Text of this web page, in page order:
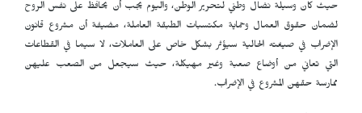
حيث كان وسيلة نضال وطني لتحرير الوطن، واليوم يجب أن يحافظ على نفس الروح
لضمان حقوق العمال وحماية مكتسبات الطبقة العاملة، مضيفة أن مشروع قانون
الإضراب في صيغته الحالية سيؤثر بشكل خاص على العاملات، لا سيما في القطاعات
التي تعاني من أوضاع صعبة وغير مهيكلة، حيث سيجعل من الصعب عليهن
ممارسة حقهن المشروع في الإضراب.